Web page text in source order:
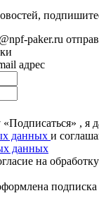
paker.ru
адрес
, я
данных и
данных
на
подписка